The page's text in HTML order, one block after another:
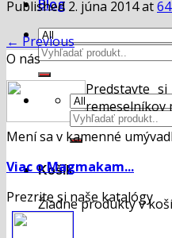
Blog
Hľadať:
Hľadať:
Košík
Žiadne produkty v
Published 2. júna 2014at
← Previous
O nás
Predstavte
remeselníkov
Mení sa v kamenné
Viac o Magmakam...
Prezrite si naše katalógy